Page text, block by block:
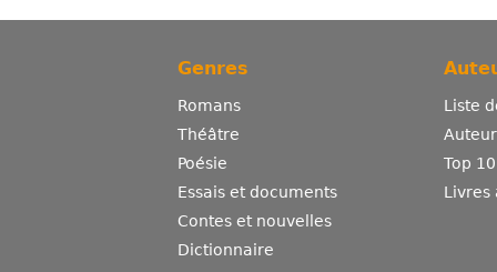
Genres
Romans
Théâtre
Poésie
Essais et documents
Contes et nouvelles
Dictionnaire
Liste
Top
Livres